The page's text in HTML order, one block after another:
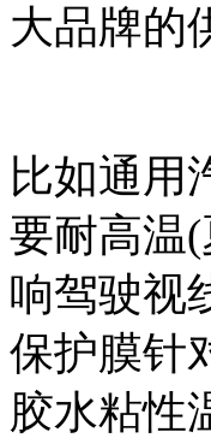
大品牌的
比如通用
要耐高温
响驾驶视
保护膜针
胶水粘性